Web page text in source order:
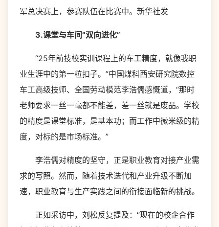
军总决赛上，参赛队伍在比赛中。新华社发
3.课堂与车间“双向进化”
“25年前技校实训课程上的车工精度，就像我职
业生涯中的第一粒扣子。”中国煤科西安研究院数控
车工高级技师、全国劳动模范李浩儒感慨道，“那时
老师要求一丝一毫都不能差，差一丝就是废品。学校
的精度是课堂标准，是基本功；而工作中微米级的精
度，对标的是市场标准。”
李浩儒对精度的坚守，正是职业教育对接产业需
求的写照。然而，随着技术迭代和产业升级不断加
速，职业教育与生产实践之间的衔接面临新的挑战。
正如采访中，刘松反复提及：“现在的校企合作